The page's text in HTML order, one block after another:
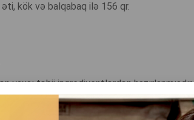
kök və balqabaq ilə 156 qr.
yaxşı təbii inqrediyentlərdən hazırlanmışdır.